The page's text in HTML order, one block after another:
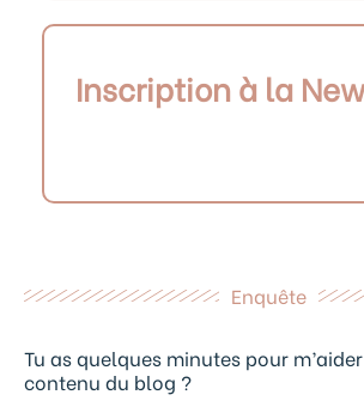
Inscription à la
Enquête
Tu as quelques minutes pour
contenu du blog ?